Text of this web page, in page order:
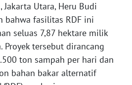
Jakarta Utara, Heru Budi
bahwa fasilitas RDF ini
seluas 7,87 hektare milik
Proyek tersebut dirancang
ton sampah per hari dan
bahan bakar alternatif